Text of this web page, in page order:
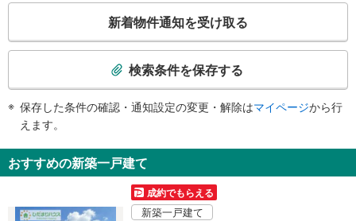
検
知
を
け
新着物件通知を受け取る
検索条件を保存する
保存した条件の確認・通知設定の変更・解除はマイページから行
えます。
おすすめの新築一戸建て
成約でもらえる
新築一戸建て